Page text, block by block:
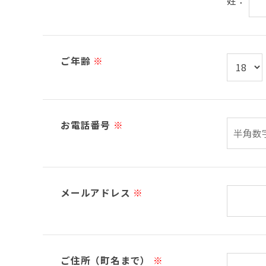
ご年齢 ※
お電話番号 ※
メールアドレス ※
ご住所（町名まで） ※